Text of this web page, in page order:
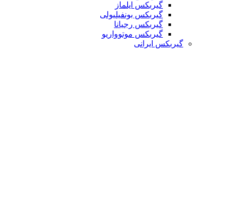
گیربکس ایلماز
گیربکس بونفیلیولی
گیربکس رجیانا
گیربکس موتوواریو
گیربکس ایرانی